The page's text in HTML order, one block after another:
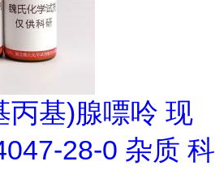
丙基)腺嘌呤 现
28-0 杂质 科